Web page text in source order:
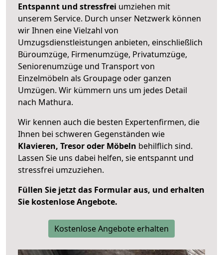
Entspannt und stressfrei umziehen mit
unserem Service. Durch unser Netzwerk können
wir Ihnen eine Vielzahl von
Umzugsdienstleistungen anbieten, einschließlich
Büroumzüge, Firmenumzüge, Privatumzüge,
Seniorenumzüge und Transport von
Einzelmöbeln als Groupage oder ganzen
Umzügen. Wir kümmern uns um jedes Detail
nach Mathura.
Wir kennen auch die besten Expertenfirmen, die
Ihnen bei schweren Gegenständen wie
Klavieren, Tresor oder Möbeln behilflich sind.
Lassen Sie uns dabei helfen, sie entspannt und
stressfrei umzuziehen.
Füllen Sie jetzt das Formular aus, und erhalten
Sie kostenlose Angebote.
Kostenlose Angebote erhalten